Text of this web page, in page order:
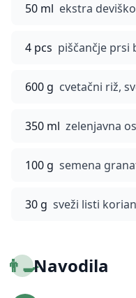
50 ml ekstra
4 pcs piščančje prsi
600 g cvetačni riž,
350 ml zelenjavna
100 g semena
30 g sveži listi
👨‍🍳Navodila